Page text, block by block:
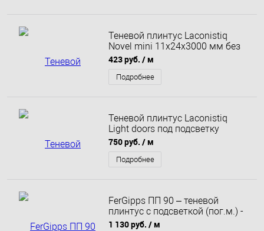
Теневой плинтус Laconistiq
Novel mini 11x24x3000 мм без
покрытия
423 руб. / м
Подробнее
Теневой плинтус Laconistiq
Light doors под подсветку
36x15,5x3000 мм черный муар
750 руб. / м
Подробнее
FerGipps ПП 90 – теневой
плинтус с подсветкой (пог.м.) -
Черный
1 130 руб. / м